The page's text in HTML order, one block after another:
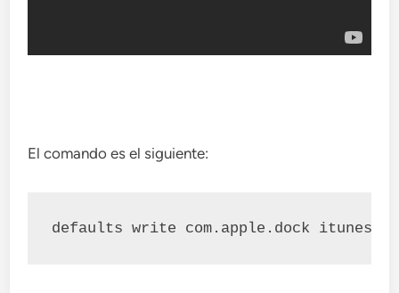
El comando es el siguiente:
defaults write com.apple.dock itunes-